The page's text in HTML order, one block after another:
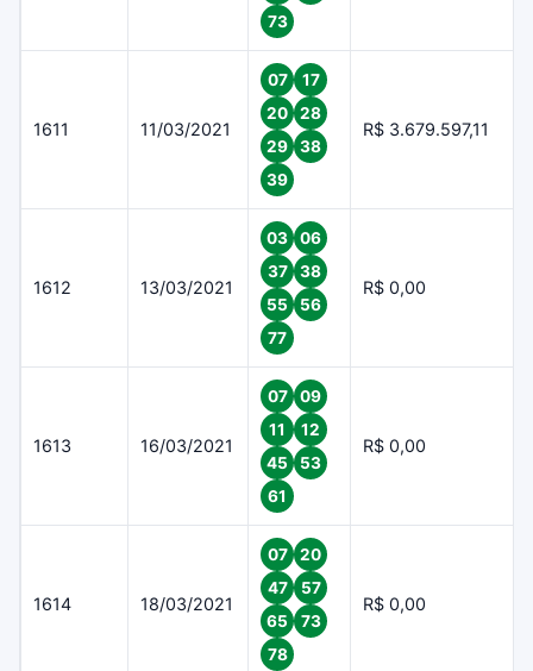
73
1611 11/03/2021
07
17
20
28
29
38
39
R$ 3.679.597,11
1612 13/03/2021
03
06
37
38
55
56
77
R$ 0,00
1613 16/03/2021
07
09
11
12
45
53
61
R$ 0,00
1614 18/03/2021
07
20
47
57
65
73
78
R$ 0,00